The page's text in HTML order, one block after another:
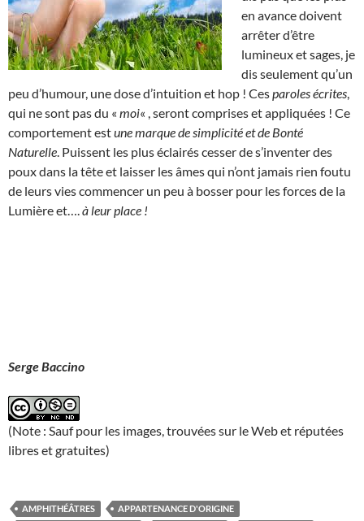
en avance doivent
arrêter d’être
lumineux et sages, je
dis seulement qu’un
peu d’humour, une dose d’intuition et hop ! Cesparoles écrites
qui ne sont pas du « moi« , seront comprises et appliquées ! Ce
comportement estune marque de simplicité et de Bonté
Naturelle . Puissent les plus éclairés cesser de s’inventer des
poux dans la tête et laisser les âmes qui n’ont jamais rien foutu
de leurs vies commencer un peu à bosser pour les forces de la
Lumière et…. à leur place !
Serge Baccino
(Note : Sauf pour les images, trouvées sur le Web et réputées
libres et gratuites)
AMPHITHÉÂTRES
APPARTENANCE D'ORIGINE